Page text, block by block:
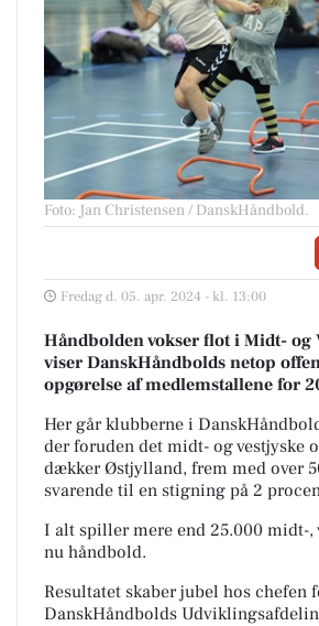
Foto: Jan Christensen / DanskHåndbold.
Fredag d. 05. apr. 2024 - kl. 13:00
Håndbolden vokser flot i Midt- og
viser DanskHåndbolds netop
opgørelse af medlemstallene for
Her går klubberne i
der foruden det midt- og vestjyske
dækker Østjylland, frem med over
svarende til en stigning på 2
I alt spiller mere end 25.000 midt-,
nu håndbold.
Resultatet skaber jubel hos chefen
DanskHåndbolds